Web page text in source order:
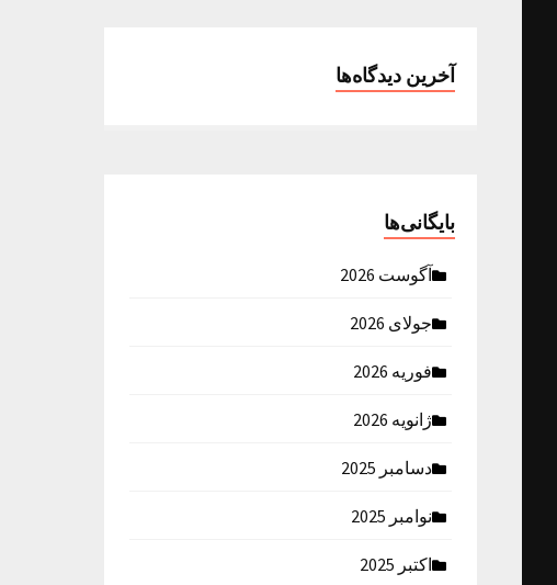
آخرین دیدگاه‌ها
بایگانی‌ها
آگوست 2026
جولای 2026
فوریه 2026
ژانویه 2026
دسامبر 2025
نوامبر 2025
اکتبر 2025